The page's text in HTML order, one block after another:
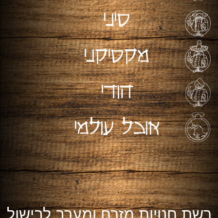
סיני
מקסיקני
הודי
אוכל עולמי
רשת חנויות מזרח ומערב לבישול